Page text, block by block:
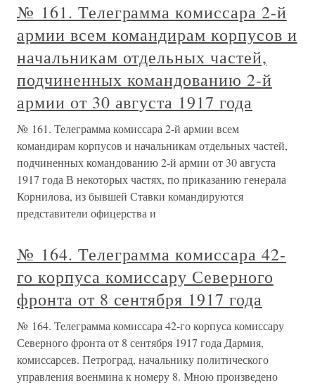
№ 161. Телеграмма комиссара 2-й
армии всем командирам корпусов и
начальникам отдельных частей,
подчиненных командованию 2-й
армии от 30 августа 1917 года
№ 161. Телеграмма комиссара 2-й армии всем
командирам корпусов и начальникам отдельных частей,
подчиненных командованию 2-й армии от 30 августа
1917 года В некоторых частях, по приказанию генерала
Корнилова, из бывшей Ставки командируются
представители офицерства и
№ 164. Телеграмма комиссара 42-
го корпуса комиссару Северного
фронта от 8 сентября 1917 года
№ 164. Телеграмма комиссара 42-го корпуса комиссару
Северного фронта от 8 сентября 1917 года Дармия,
комиссарсев. Петроград, начальнику политического
управления военмина к номеру 8. Мною произведено